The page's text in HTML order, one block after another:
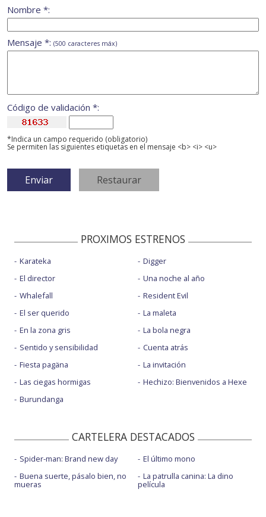
Nombre *:
Mensaje *: (500 caracteres máx)
Código de validación *:
*Indica un campo requerido (obligatorio)
Se permiten las siguientes etiquetas en el mensaje <b> <i> <u>
PROXIMOS ESTRENOS
Karateka
El director
Whalefall
El ser querido
En la zona gris
Sentido y sensibilidad
Fiesta pagäna
Las ciegas hormigas
Burundanga
Digger
Una noche al año
Resident Evil
La maleta
La bola negra
Cuenta atrás
La invitación
Hechizo: Bienvenidos a Hexe
CARTELERA DESTACADOS
Spider-man: Brand new day
Buena suerte, pásalo bien, no
mueras
El último mono
La patrulla canina: La dino
película